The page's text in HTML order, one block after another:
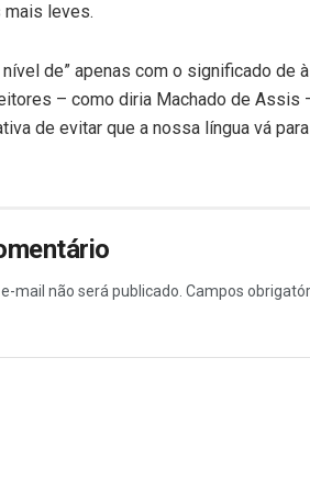
leves.
nível de” apenas com o significado de
– como diria Machado de Assis
de evitar que a nossa língua vá
mail não será publicado. Campos